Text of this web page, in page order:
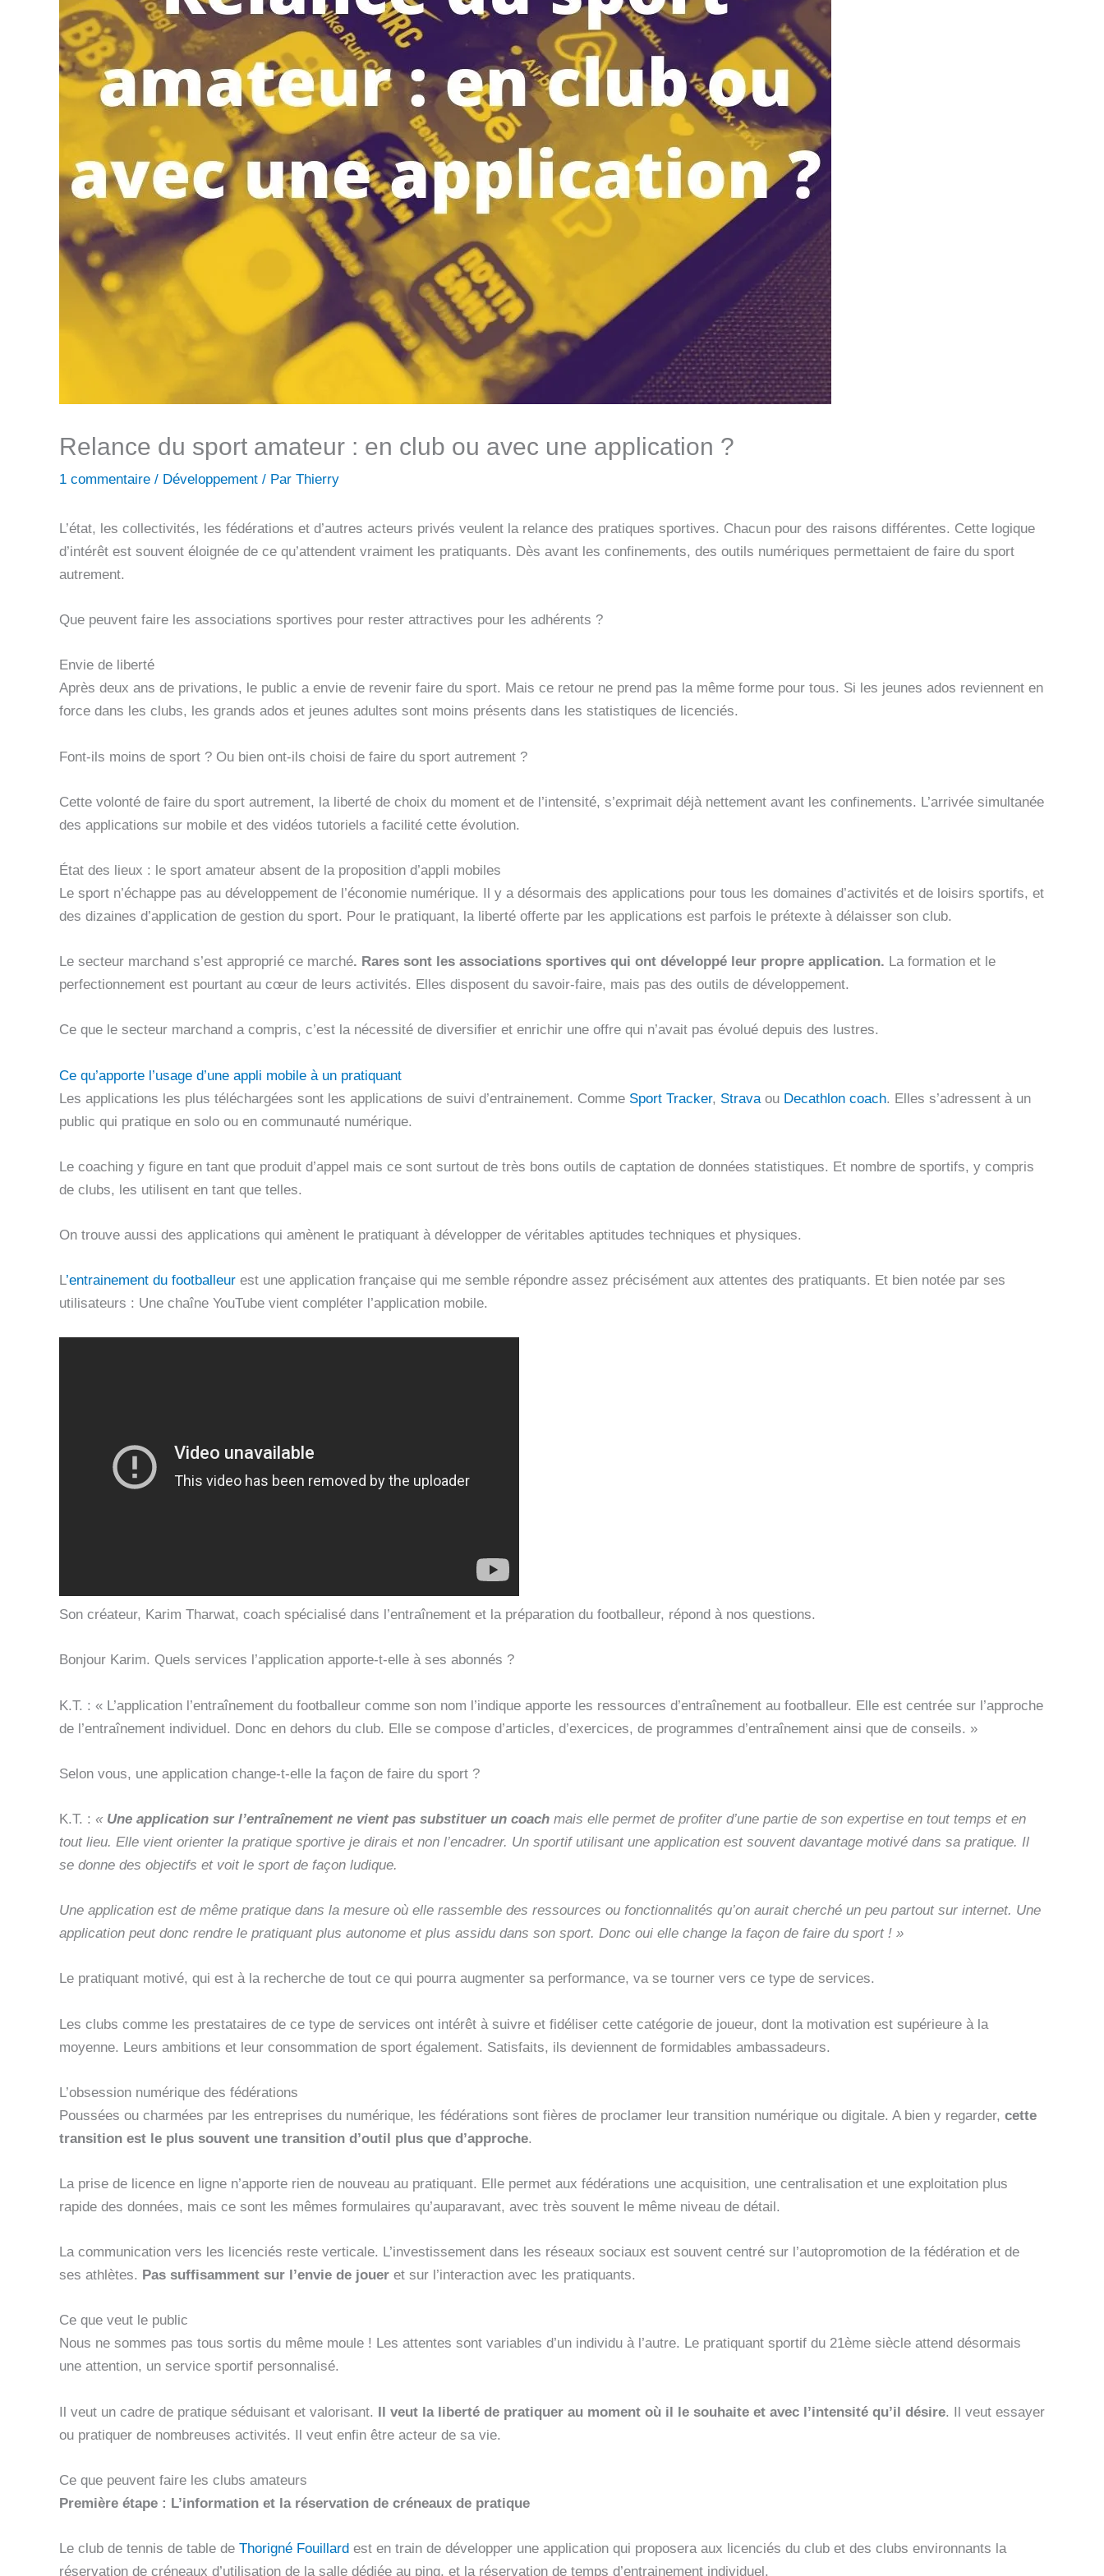
Relance du sport amateur : en club ou avec une application ?
1 commentaire / Développement / Par Thierry
L’état, les collectivités, les fédérations et d’autres acteurs privés veulent la relance des pratiques sportives. Chacun pour des raisons différentes. Cette logique
d’intérêt est souvent éloignée de ce qu’attendent vraiment les pratiquants. Dès avant les confinements, des outils numériques permettaient de faire du sport
autrement.
Que peuvent faire les associations sportives pour rester attractives pour les adhérents ?
Envie de liberté
Après deux ans de privations, le public a envie de revenir faire du sport. Mais ce retour ne prend pas la même forme pour tous. Si les jeunes ados reviennent en
force dans les clubs, les grands ados et jeunes adultes sont moins présents dans les statistiques de licenciés.
Font-ils moins de sport ? Ou bien ont-ils choisi de faire du sport autrement ?
Cette volonté de faire du sport autrement, la liberté de choix du moment et de l’intensité, s’exprimait déjà nettement avant les confinements. L’arrivée simultanée
des applications sur mobile et des vidéos tutoriels a facilité cette évolution.
État des lieux : le sport amateur absent de la proposition d’appli mobiles
Le sport n’échappe pas au développement de l’économie numérique. Il y a désormais des applications pour tous les domaines d’activités et de loisirs sportifs, et
des dizaines d’application de gestion du sport. Pour le pratiquant, la liberté offerte par les applications est parfois le prétexte à délaisser son club.
Le secteur marchand s’est approprié ce marché. Rares sont les associations sportives qui ont développé leur propre application. La formation et le
perfectionnement est pourtant au cœur de leurs activités. Elles disposent du savoir-faire, mais pas des outils de développement.
Ce que le secteur marchand a compris, c’est la nécessité de diversifier et enrichir une offre qui n’avait pas évolué depuis des lustres.
Ce qu’apporte l’usage d’une appli mobile à un pratiquant
Les applications les plus téléchargées sont les applications de suivi d’entrainement. Comme Sport Tracker, Strava ou Decathlon coach. Elles s’adressent à un
public qui pratique en solo ou en communauté numérique.
Le coaching y figure en tant que produit d’appel mais ce sont surtout de très bons outils de captation de données statistiques. Et nombre de sportifs, y compris
de clubs, les utilisent en tant que telles.
On trouve aussi des applications qui amènent le pratiquant à développer de véritables aptitudes techniques et physiques.
L’entrainement du footballeur est une application française qui me semble répondre assez précisément aux attentes des pratiquants. Et bien notée par ses
utilisateurs : Une chaîne YouTube vient compléter l’application mobile.
Son créateur, Karim Tharwat, coach spécialisé dans l’entraînement et la préparation du footballeur, répond à nos questions.
Bonjour Karim. Quels services l’application apporte-t-elle à ses abonnés ?
K.T. : « L’application l’entraînement du footballeur comme son nom l’indique apporte les ressources d’entraînement au footballeur. Elle est centrée sur l’approche
de l’entraînement individuel. Donc en dehors du club. Elle se compose d’articles, d’exercices, de programmes d’entraînement ainsi que de conseils. »
Selon vous, une application change-t-elle la façon de faire du sport ?
K.T. : « Une application sur l’entraînement ne vient pas substituer un coach mais elle permet de profiter d’une partie de son expertise en tout temps et en
tout lieu. Elle vient orienter la pratique sportive je dirais et non l’encadrer. Un sportif utilisant une application est souvent davantage motivé dans sa pratique. Il
se donne des objectifs et voit le sport de façon ludique.
Une application est de même pratique dans la mesure où elle rassemble des ressources ou fonctionnalités qu’on aurait cherché un peu partout sur internet. Une
application peut donc rendre le pratiquant plus autonome et plus assidu dans son sport. Donc oui elle change la façon de faire du sport ! »
Le pratiquant motivé, qui est à la recherche de tout ce qui pourra augmenter sa performance, va se tourner vers ce type de services.
Les clubs comme les prestataires de ce type de services ont intérêt à suivre et fidéliser cette catégorie de joueur, dont la motivation est supérieure à la
moyenne. Leurs ambitions et leur consommation de sport également. Satisfaits, ils deviennent de formidables ambassadeurs.
L’obsession numérique des fédérations
Poussées ou charmées par les entreprises du numérique, les fédérations sont fières de proclamer leur transition numérique ou digitale. A bien y regarder, cette
transition est le plus souvent une transition d’outil plus que d’approche.
La prise de licence en ligne n’apporte rien de nouveau au pratiquant. Elle permet aux fédérations une acquisition, une centralisation et une exploitation plus
rapide des données, mais ce sont les mêmes formulaires qu’auparavant, avec très souvent le même niveau de détail.
La communication vers les licenciés reste verticale. L’investissement dans les réseaux sociaux est souvent centré sur l’autopromotion de la fédération et de
ses athlètes. Pas suffisamment sur l’envie de jouer et sur l’interaction avec les pratiquants.
Ce que veut le public
Nous ne sommes pas tous sortis du même moule ! Les attentes sont variables d’un individu à l’autre. Le pratiquant sportif du 21ème siècle attend désormais
une attention, un service sportif personnalisé.
Il veut un cadre de pratique séduisant et valorisant. Il veut la liberté de pratiquer au moment où il le souhaite et avec l’intensité qu’il désire. Il veut essayer
ou pratiquer de nombreuses activités. Il veut enfin être acteur de sa vie.
Ce que peuvent faire les clubs amateurs
Première étape : L’information et la réservation de créneaux de pratique
Le club de tennis de table de Thorigné Fouillard est en train de développer une application qui proposera aux licenciés du club et des clubs environnants la
réservation de créneaux d’utilisation de la salle dédiée au ping, et la réservation de temps d’entrainement individuel.